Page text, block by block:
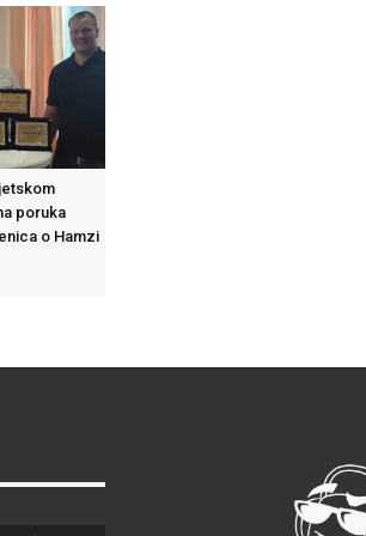
poruka
o Hamzi